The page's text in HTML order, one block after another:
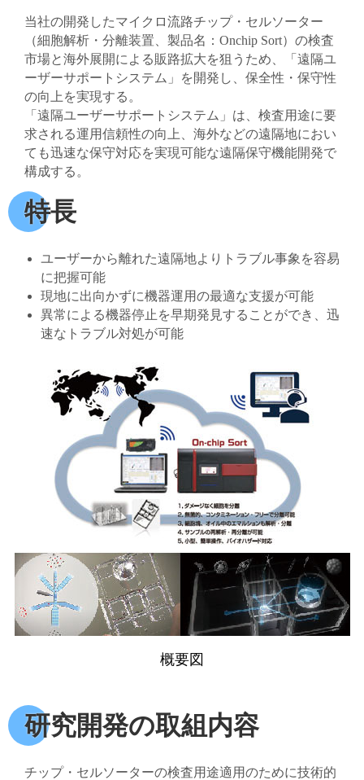
当社の開発したマイクロ流路チップ・セルソーター
（細胞解析・分離装置、製品名：Onchip Sort）の検査
市場と海外展開による販路拡大を狙うため、「遠隔ユ
ーザーサポートシステム」を開発し、保全性・保守性
の向上を実現する。
「遠隔ユーザーサポートシステム」は、検査用途に要
求される運用信頼性の向上、海外などの遠隔地におい
ても迅速な保守対応を実現可能な遠隔保守機能開発で
構成する。
特長
ユーザーから離れた遠隔地よりトラブル事象を容易
に把握可能
現地に出向かずに機器運用の最適な支援が可能
異常による機器停止を早期発見することができ、迅
速なトラブル対処が可能
概要図
研究開発の取組内容
チップ・セルソーターの検査用途適用のために技術的